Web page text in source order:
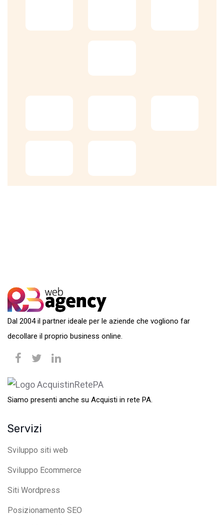
Dal 2004 il partner ideale per le aziende che vogliono far
decollare il proprio business online.
Siamo presenti anche su Acquisti in rete PA.
Servizi
Sviluppo siti web
Sviluppo Ecommerce
Siti Wordpress
Posizionamento SEO